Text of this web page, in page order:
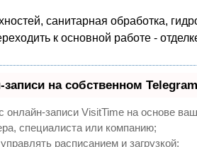
санитарная обработка,
к основной работе -
на собственном
онлайн-записи VisitTime на основе
специалиста или компанию;
расписанием и загрузкой;